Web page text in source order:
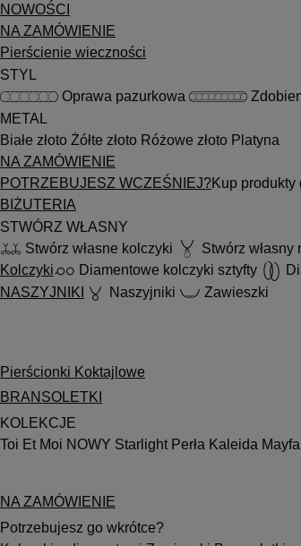
NOWOŚCI
NA ZAMÓWIENIE
Pierścienie wieczności
STYL
Oprawa pazurkowa
METAL
Białe złoto Żółte złoto Różowe złoto Platyna
NA ZAMÓWIENIE
POTRZEBUJESZ WCZEŚNIEJ?Kup produkty
BIŻUTERIA
STWÓRZ WŁASNY
Stwórz własne kolczyki
Stwórz własny
Kolczyki
Diamentowe kolczyki sztyfty
NASZYJNIKI
Naszyjniki Zawieszki
Pierścionki Koktajlowe
BRANSOLETKI
KOLEKCJE
Toi Et Moi NOWY Starlight Perła Kaleida
NA ZAMÓWIENIE
Potrzebujesz go wkrótce?